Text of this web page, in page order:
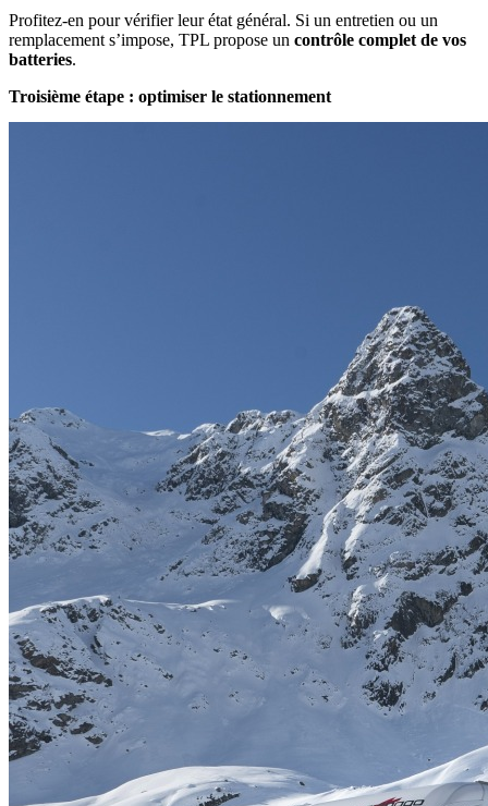
Profitez-en pour vérifier leur état général. Si un entretien ou un
remplacement s’impose, TPL propose un contrôle complet de vos
batteries.
Troisième étape : optimiser le stationnement